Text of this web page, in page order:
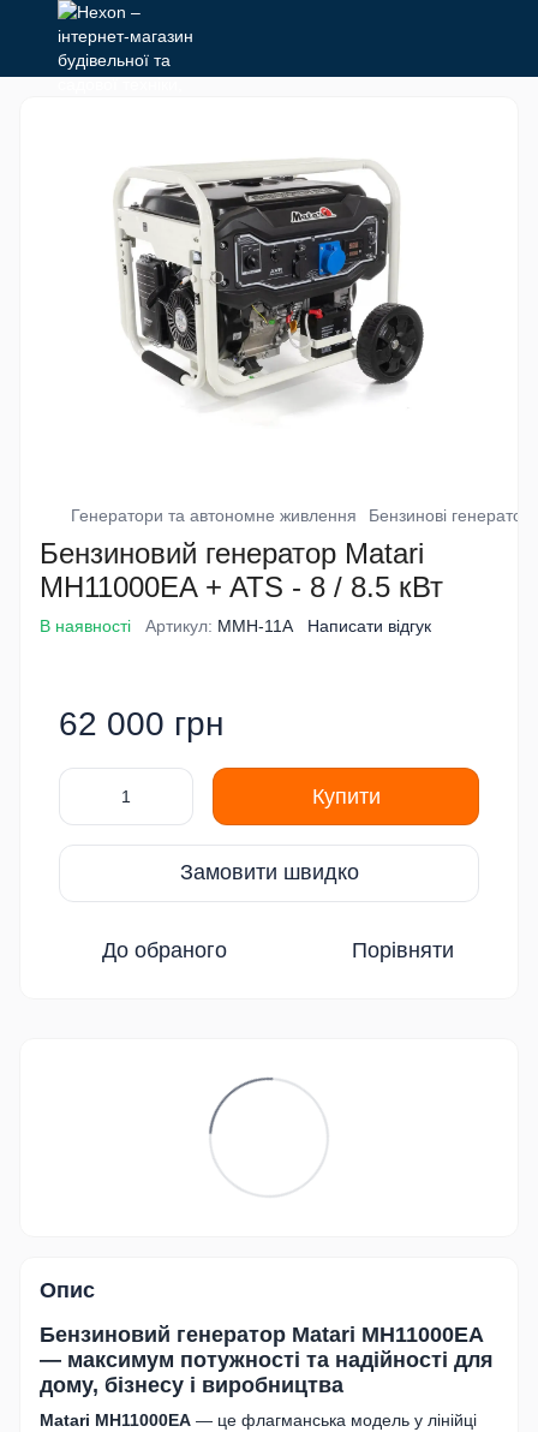
Генератори та автономне живлення Бензинові
Бензиновий генератор Matari
MH11000EA + ATS - 8 / 8.5 кВт
В наявності Артикул: MMH-11А Написати відгук
62 000 грн
Купити
Замовити швидко
До обраного Порівняти
Опис
Бензиновий генератор Matari MH11000EA
— максимум потужності та надійності для
дому, бізнесу і виробництва
Matari MH11000EA — це флагманська модель у лінійці